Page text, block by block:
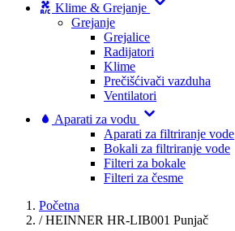
Klime & Grejanje
Grejanje
Grejalice
Radijatori
Klime
Prečišćivači vazduha
Ventilatori
Aparati za vodu
Aparati za filtriranje vode
Bokali za filtriranje vode
Filteri za bokale
Filteri za česme
Početna
/ HEINNER HR-LIB001 Punjač